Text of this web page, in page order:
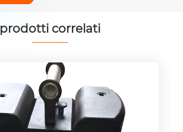
prodotti correlati